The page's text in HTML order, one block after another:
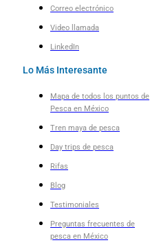
Correo electrónico
Video llamada
LinkedIn
Lo Más Interesante
Mapa de todos los puntos de
Pesca en México
Tren maya de pesca
Day trips de pesca
Rifas
Blog
Testimoniales
Preguntas frecuentes de
pesca en México